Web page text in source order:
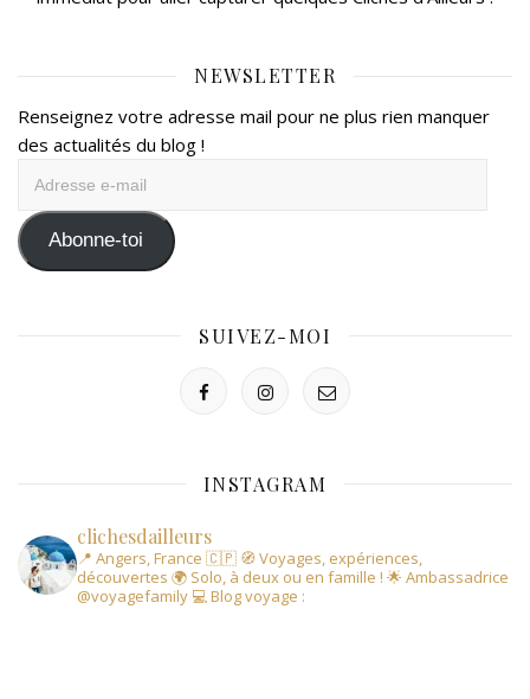
NEWSLETTER
Renseignez votre adresse mail pour ne plus rien manquer
des actualités du blog !
mail Abonne-toi
SUIVEZ-MOI
INSTAGRAM
clichesdailleurs
📍 Angers, France 🇨🇵 🧭 Voyages, expériences,
découvertes 🌍 Solo, à deux ou en famille ! 🌟 Ambassadrice
@voyagefamily 💻 Blog voyage :